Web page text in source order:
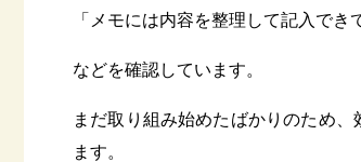
「メモには内容を整理して記入でき
などを確認しています。
まだ取り組み始めたばかりのため
ます。